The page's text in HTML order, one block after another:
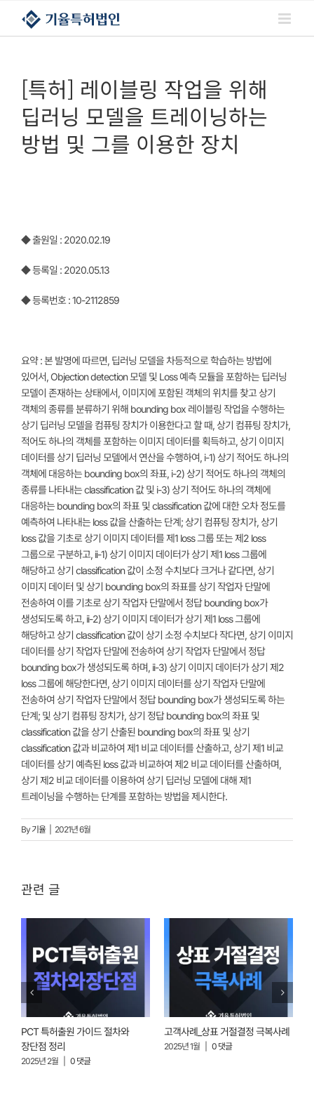
콘텐츠로
건너뛰기
[특허] 레이블링 작업을 위해
딥러닝 모델을 트레이닝하는
방법 및 그를 이용한 장치
◆ 출원일 : 2020.02.19
◆ 등록일 : 2020.05.13
◆ 등록번호 : 10-2112859
요약 : 본 발명에 따르면, 딥러닝 모델을 차등적으로 학습하는 방법에
있어서, Objection detection 모델 및 Loss 예측 모듈을 포함하는 딥러닝
모델이 존재하는 상태에서, 이미지에 포함된 객체의 위치를 찾고 상기
객체의 종류를 분류하기 위해 bounding box 레이블링 작업을 수행하는
상기 딥러닝 모델을 컴퓨팅 장치가 이용한다고 할 때, 상기 컴퓨팅 장치가,
적어도 하나의 객체를 포함하는 이미지 데이터를 획득하고, 상기 이미지
데이터를 상기 딥러닝 모델에서 연산을 수행하여, i-1) 상기 적어도 하나의
객체에 대응하는 bounding box의 좌표, i-2) 상기 적어도 하나의 객체의
종류를 나타내는 classification 값 및 i-3) 상기 적어도 하나의 객체에
대응하는 bounding box의 좌표 및 classification 값에 대한 오차 정도를
예측하여 나타내는 loss 값을 산출하는 단계; 상기 컴퓨팅 장치가, 상기
loss 값을 기초로 상기 이미지 데이터를 제1 loss 그룹 또는 제2 loss
그룹으로 구분하고, ii-1) 상기 이미지 데이터가 상기 제1 loss 그룹에
해당하고 상기 classification 값이 소정 수치보다 크거나 같다면, 상기
이미지 데이터 및 상기 bounding box의 좌표를 상기 작업자 단말에
전송하여 이를 기초로 상기 작업자 단말에서 정답 bounding box가
생성되도록 하고, ii-2) 상기 이미지 데이터가 상기 제1 loss 그룹에
해당하고 상기 classification 값이 상기 소정 수치보다 작다면, 상기 이미지
데이터를 상기 작업자 단말에 전송하여 상기 작업자 단말에서 정답
bounding box가 생성되도록 하며, ii-3) 상기 이미지 데이터가 상기 제2
loss 그룹에 해당한다면, 상기 이미지 데이터를 상기 작업자 단말에
전송하여 상기 작업자 단말에서 정답 bounding box가 생성되도록 하는
단계; 및 상기 컴퓨팅 장치가, 상기 정답 bounding box의 좌표 및
classification 값을 상기 산출된 bounding box의 좌표 및 상기
classification 값과 비교하여 제1 비교 데이터를 산출하고, 상기 제1 비교
데이터를 상기 예측된 loss 값과 비교하여 제2 비교 데이터를 산출하며,
상기 제2 비교 데이터를 이용하여 상기 딥러닝 모델에 대해 제1
트레이닝을 수행하는 단계를 포함하는 방법을 제시한다.
By기율 2021년 6월
관련 글
PCT 특허출원 가이드 절차와
장단점 정리
2025년 2월 0 댓글
고객사례_상표 거절결정 극복사례
2025년 1월 0 댓글